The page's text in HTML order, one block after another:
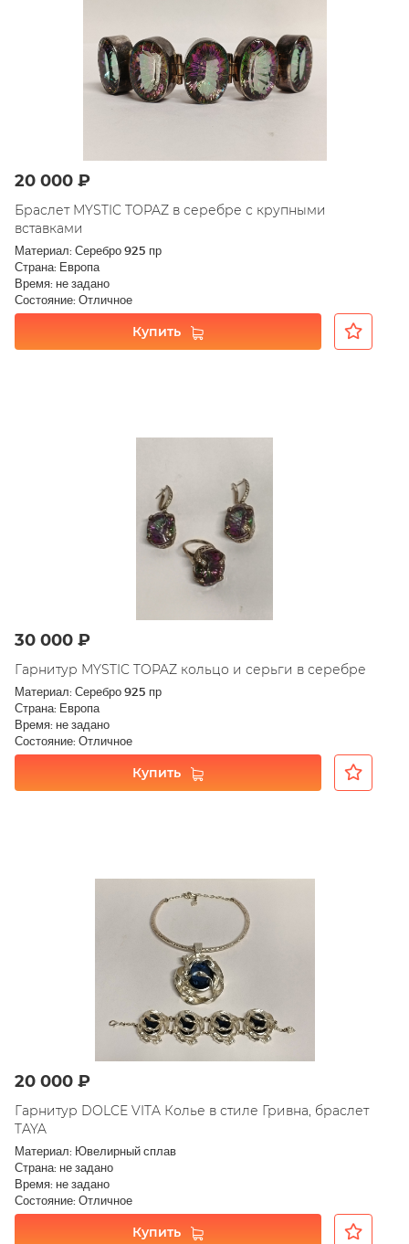
20 000 ₽
Браслет MYSTIC TOPAZ в серебре с крупными
вставками
Материал: Серебро 925 пр
Страна: Европа
Время: не задано
Состояние: Отличное
Купить
30 000 ₽
Гарнитур MYSTIC TOPAZ кольцо и серьги в серебре
Материал: Серебро 925 пр
Страна: Европа
Время: не задано
Состояние: Отличное
Купить
20 000 ₽
Гарнитур DOLCE VITA Колье в стиле Гривна, браслет
TAYA
Материал: Ювелирный сплав
Страна: не задано
Время: не задано
Состояние: Отличное
Купить